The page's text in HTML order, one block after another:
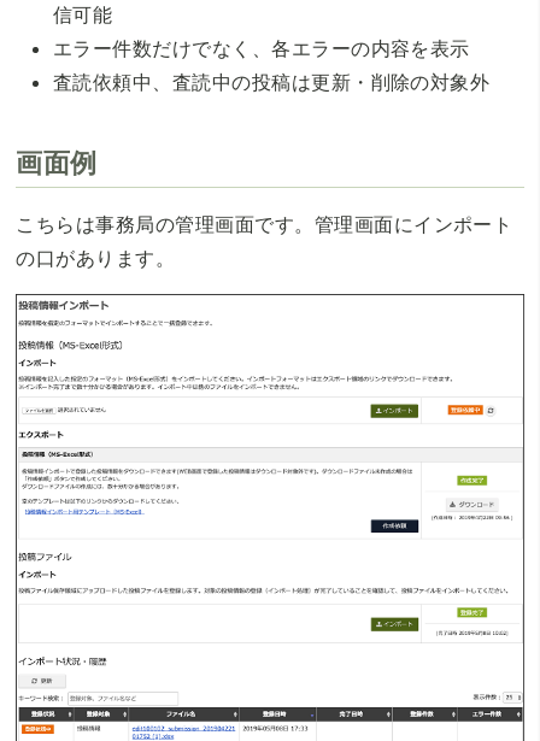
信可能
エラー件数だけでなく、各エラーの内容を表示
査読依頼中、査読中の投稿は更新・削除の対象外
画面例
こちらは事務局の管理画面です。管理画面にインポート
の口があります。